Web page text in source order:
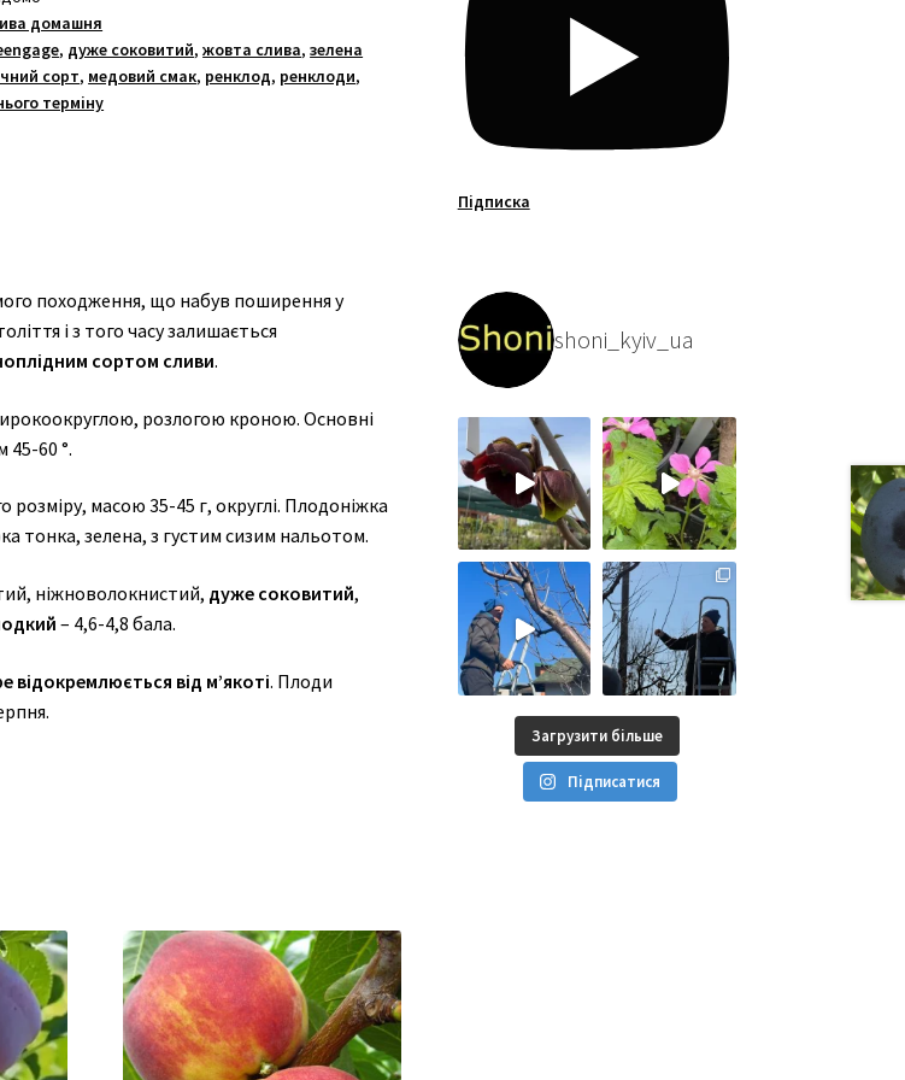
домашня
, дуже соковитий,жовта слива,зелена
сорт, медовий смак, ренклод, ренклоди,
терміну
походження, що набув поширення у
і з того часу залишається
сортом сливи.
розлогою кроною. Основні
45-60 °.
розміру, масою 35-45 г, округлі. Плодоніжка
тонка, зелена, з густим сизим нальотом.
ніжноволокнистий, дуже соковитий,
– 4,6-4,8 бала.
відокремлюється від м’якоті. Плоди
Підписка
shoni_kyiv_ua
Загрузити більше
Підписатися